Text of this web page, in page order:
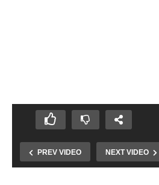
PREV VIDEO NEXT VIDEO